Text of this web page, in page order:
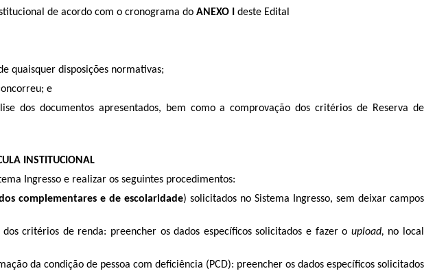
de acordo com o cronograma do ANEXO I
deste Edital
quaisquer disposições normativas;
e
dos documentos apresentados, bem como a comprovação dos critérios de Reserva de
INSTITUCIONAL
Ingresso e realizar os seguintes procedimentos:
complementares e de escolaridade) solicitados no Sistema Ingresso, sem deixar campos
critérios de renda: preencher os dados específicos solicitados e fazer o upload, no local
da condição de pessoa com deficiência (PCD): preencher os dados específicos solicitados